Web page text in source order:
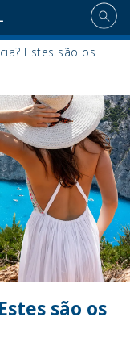
Estes são os
são os